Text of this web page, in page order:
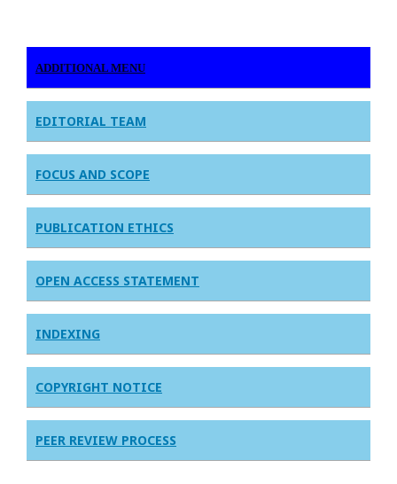
ADDITIONAL MENU
EDITORIAL TEAM
FOCUS AND SCOPE
PUBLICATION ETHICS
OPEN ACCESS STATEMENT
INDEXING
COPYRIGHT NOTICE
PEER REVIEW PROCESS